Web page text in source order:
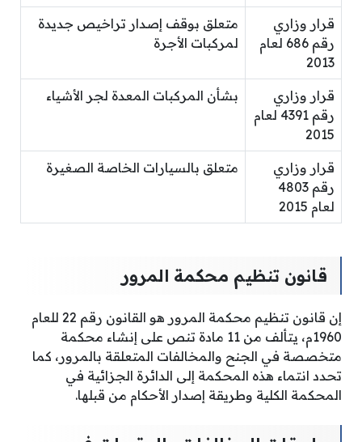
قرار وزاري
رقم 686 لعام
2013
متعلق بوقف إصدار تراخيص جديدة
لمركبات الأجرة
قرار وزاري
رقم 4391 لعام
2015
بشأن المركبات المعدة لجر الأشياء
قرار وزاري
رقم 4803
لعام 2015
متعلق بالسيارات الخاصة الصغيرة
قانون تنظيم محكمة المرور
إن قانون تنظيم محكمة المرور هو القانون رقم 22 للعام
1960م، يتألف من 11 مادة تنص على إنشاء محكمة
متخصصة في الجنح والمخالفات المتعلقة بالمرور، كما
تحدد انتماء هذه المحكمة إلى الدائرة الجزائية في
المحكمة الكلية وطريقة إصدار الأحكام من قبلها.